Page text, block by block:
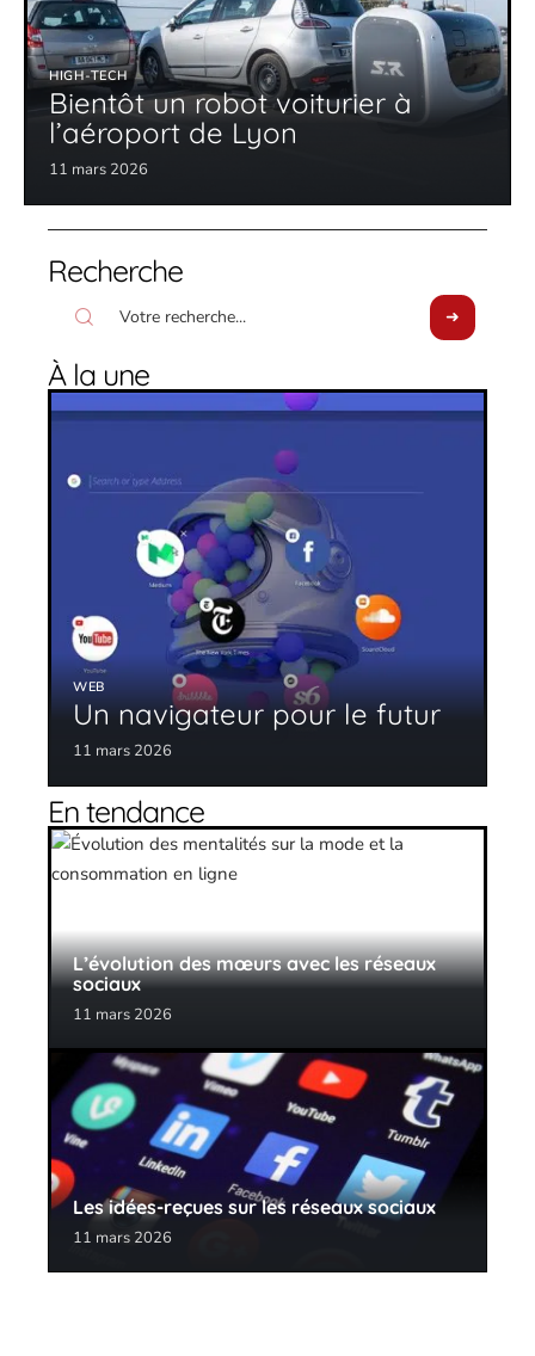
HIGH-TECH
Bientôt un robot voiturier à
l’aéroport de Lyon
11 mars 2026
Recherche
À la une
WEB
Un navigateur pour le futur
11 mars 2026
En tendance
L’évolution des mœurs avec les réseaux
sociaux
11 mars 2026
Les idées-reçues sur les réseaux sociaux
11 mars 2026